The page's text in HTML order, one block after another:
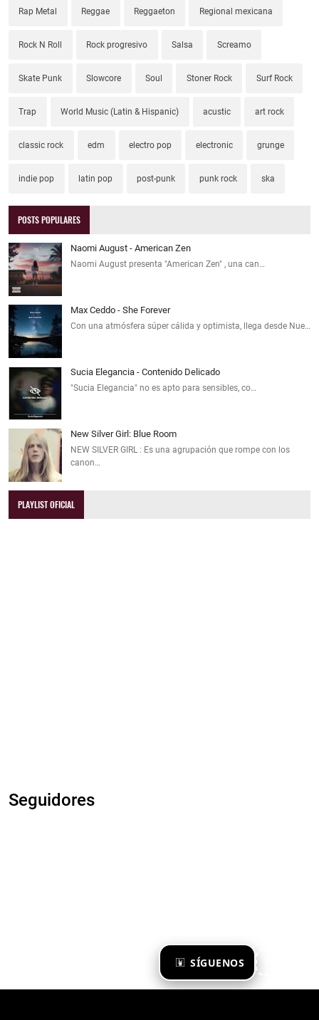
SÍGUENOS
Rap Metal Reggae Reggaeton Regional mexicana
Rock N Roll Rock progresivo Salsa Screamo
Skate Punk Slowcore Soul Stoner Rock Surf Rock
Trap World Music (Latin & Hispanic) acustic art rock
classic rock edm electro pop electronic grunge
indie pop latin pop post-punk punk rock ska
POSTS POPULARES
Naomi August - American Zen
Naomi August presenta "American Zen" , una can…
Max Ceddo - She Forever
Con una atmósfera súper cálida y optimista, llega desde Nue…
Sucia Elegancia - Contenido Delicado
"Sucia Elegancia" no es apto para sensibles, co…
New Silver Girl: Blue Room
NEW SILVER GIRL : Es una agrupación que rompe con los
canon…
PLAYLIST OFICIAL
Seguidores